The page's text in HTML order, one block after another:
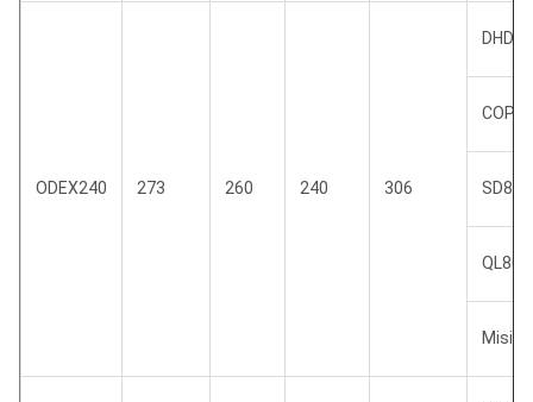
ODEX240 273 260 240 306
COP84
SD8
QL80
Misi